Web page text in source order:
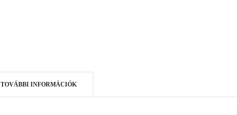
TOVÁBBI INFORMÁCIÓK